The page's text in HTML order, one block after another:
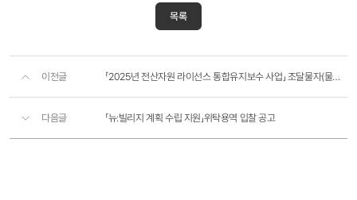
목록
이전글 「2025년 전산자원 라이선스 통합유지보수 사업」 조달물자(물품) 구매입찰 공고
다음글 「뉴:빌리지 계획 수립 지원」위탁용역 입찰 공고